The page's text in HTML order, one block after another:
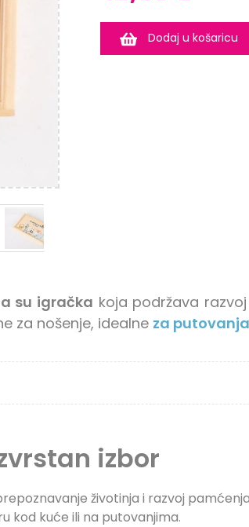
Dodaj u košaricu
su igračka koja podržava
za nošenje, idealne za putovanja
izbor
životinja i razvoj
kod kuće ili na putovanjima.